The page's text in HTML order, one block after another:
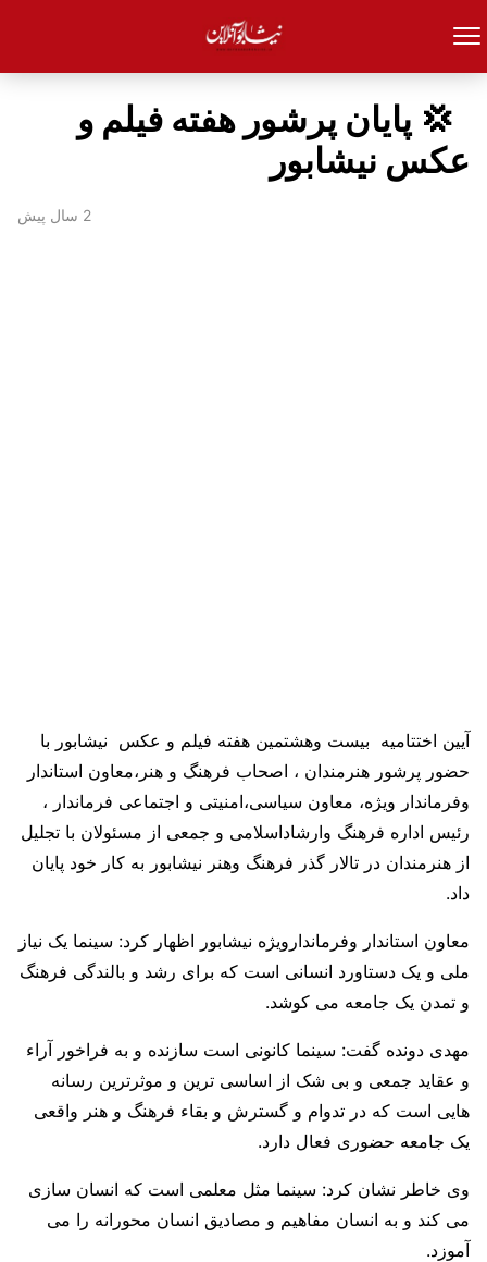
‍ ‍ 💢 پایان پرشور هفته فیلم و
عکس نیشابور
2 سال پیش
آیین اختتامیه بیست وهشتمین هفته فیلم و عکس نیشابور با
حضور پرشور هنرمندان ، اصحاب فرهنگ و هنر،معاون استاندار
وفرماندار ویژه، معاون سیاسی،امنیتی و اجتماعی فرماندار ،
رئیس اداره فرهنگ وارشاداسلامی و جمعی از مسئولان با تجلیل
از هنرمندان در تالار گذر فرهنگ وهنر نیشابور به کار خود پایان
داد.
معاون استاندار وفرماندارویژه نیشابور اظهار کرد: سینما یک نیاز
ملی و یک دستاورد انسانی است که برای رشد و بالندگی فرهنگ
و تمدن یک جامعه می کوشد.
مهدی دونده گفت: سینما کانونی است سازنده و به فراخور آراء
و عقاید جمعی و بی شک از اساسی ترین و موثرترین رسانه
هایی است که در تدوام و گسترش و بقاء فرهنگ و هنر واقعی
یک جامعه حضوری فعال دارد.
وی خاطر نشان کرد: سینما مثل معلمی است که انسان سازی
می کند و به انسان مفاهیم و مصادیق انسان محورانه را می
آموزد.